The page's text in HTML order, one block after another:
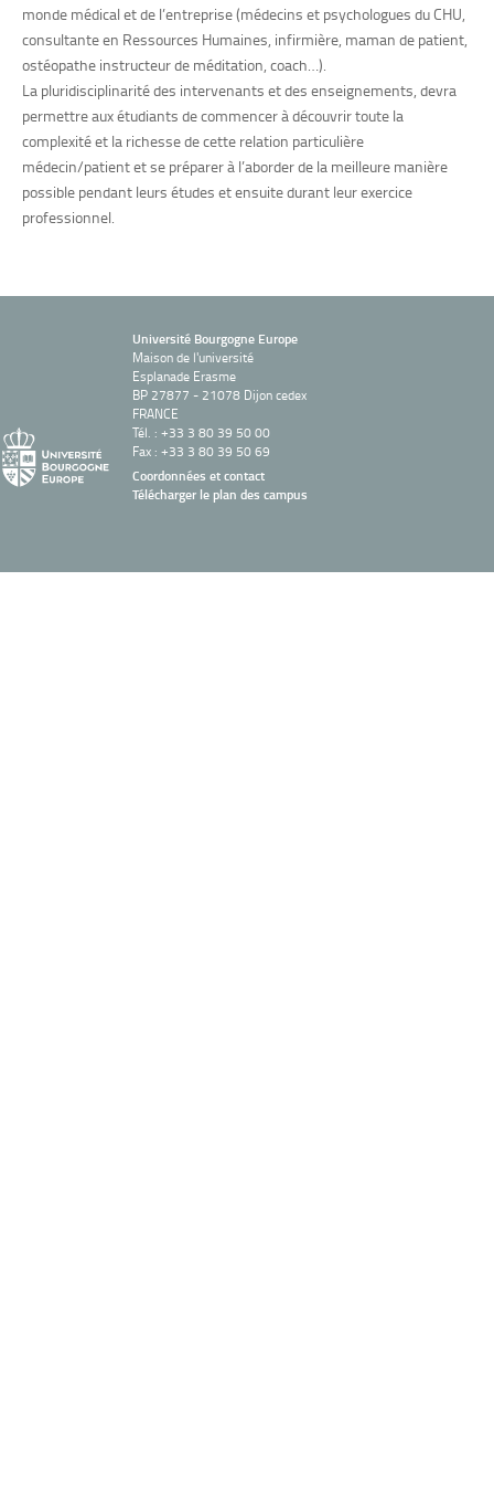
monde médical et de l’entreprise (médecins et psychologues du CHU,
consultante en Ressources Humaines, infirmière, maman de patient,
ostéopathe instructeur de méditation, coach…).
La pluridisciplinarité des intervenants et des enseignements, devra
permettre aux étudiants de commencer à découvrir toute la
complexité et la richesse de cette relation particulière
médecin/patient et se préparer à l’aborder de la meilleure manière
possible pendant leurs études et ensuite durant leur exercice
professionnel.
Université Bourgogne Europe
Maison de l'université
Esplanade Erasme
BP 27877 - 21078 Dijon cedex
FRANCE
Tél. : +33 3 80 39 50 00
Fax : +33 3 80 39 50 69
Coordonnées et contact
Télécharger le plan des campus